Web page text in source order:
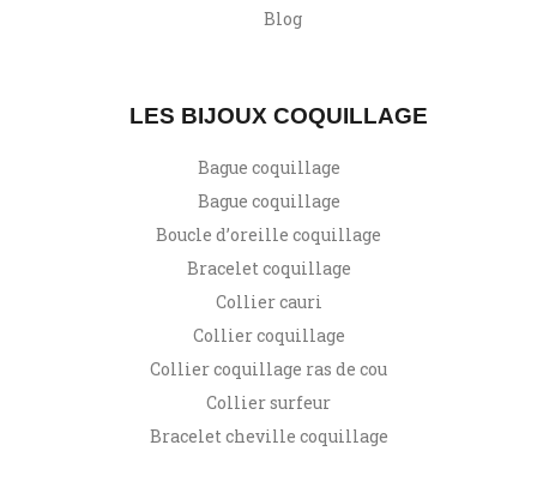
Blog
LES BIJOUX COQUILLAGE
Bague coquillage
Bague coquillage
Boucle d’oreille coquillage
Bracelet coquillage
Collier cauri
Collier coquillage
Collier coquillage ras de cou
Collier surfeur
Bracelet cheville coquillage